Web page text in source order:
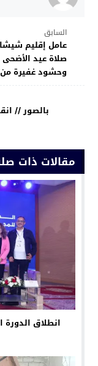
السابق
عامل إقليم
صلاة عيد
وحشود غفيرة من
بالصور //
مقالات ذات
انطلاق الدورة